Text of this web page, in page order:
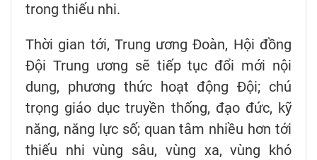
trong thiếu nhi.
Thời gian tới, Trung ương Đoàn, Hội đồng
Đội Trung ương sẽ tiếp tục đổi mới nội
dung, phương thức hoạt động Đội; chú
trọng giáo dục truyền thống, đạo đức, kỹ
năng, năng lực số; quan tâm nhiều hơn tới
thiếu nhi vùng sâu, vùng xa, vùng khó